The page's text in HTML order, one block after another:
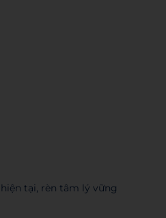
tại, rèn tâm lý vững